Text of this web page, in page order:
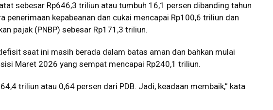
sebesar Rp646,3 triliun atau tumbuh 16,1 persen dibanding tahun
penerimaan kepabeanan dan cukai mencapai Rp100,6 triliun dan
pajak (PNBP) sebesar Rp171,3 triliun.
saat ini masih berada dalam batas aman dan bahkan mulai
Maret 2026 yang sempat mencapai Rp240,1 triliun.
triliun atau 0,64 persen dari PDB. Jadi, keadaan membaik,” kata